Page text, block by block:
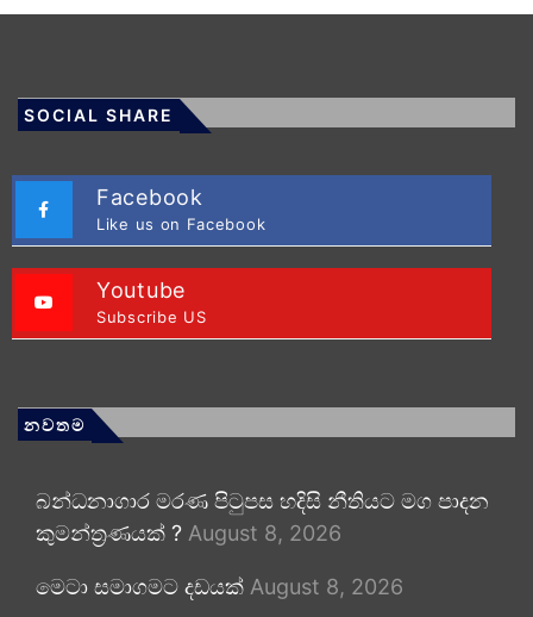
SOCIAL SHARE
Facebook
Like us on Facebook
Youtube
Subscribe US
නවතම
බන්ධනාගාර මරණ පිටුපස හදිසි නීතියට මග පාදන
කුමන්ත්‍රණයක් ? August 8, 2026
මෙටා සමාගමට දඩයක් August 8, 2026